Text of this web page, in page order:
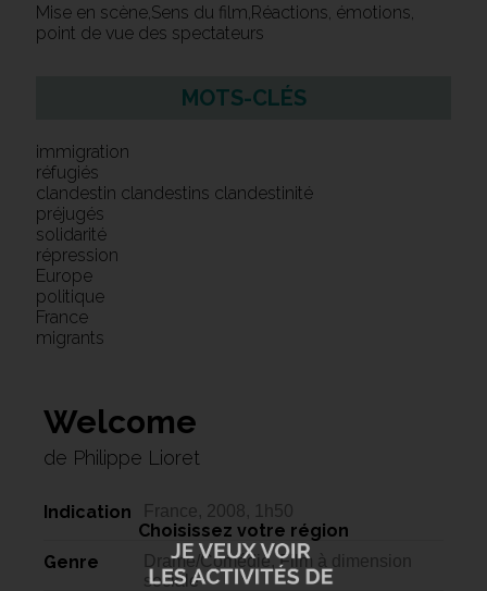
Mise en scène,Sens du film,Réactions, émotions,
point de vue des spectateurs
MOTS-CLÉS
immigration
réfugiés
clandestin clandestins clandestinité
préjugés
solidarité
répression
Europe
politique
France
migrants
Welcome
de Philippe Lioret
Indication France, 2008, 1h50
Genre
Drame/Comédie, Film à dimension
sociale
Choisissez votre région